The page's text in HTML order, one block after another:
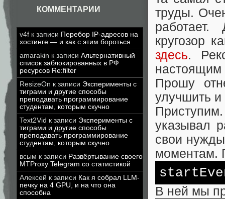
КОММЕНТАРИИ
v4f к записи Перебор IP-адресов на
хостинге — и как с этим бороться
amarakin к записи Альтернативный
список заблокированных в РФ
ресурсов Re:filter
ResizeOn к записи Эксперименты с
тиграми и другие способы
преподавать программирование
студентам, которым скучно
Text2Vid к записи Эксперименты с
тиграми и другие способы
преподавать программирование
студентам, которым скучно
всым к записи Развёртывание своего
MTProxy Telegram со статистикой
Алексей к записи Как я собрал LLM-
печку на 4 GPU, и на что она
способна
труды.
кругозор
здесь.
Прошу
улучшить и
указывал
свои
моментам.
В ней мы